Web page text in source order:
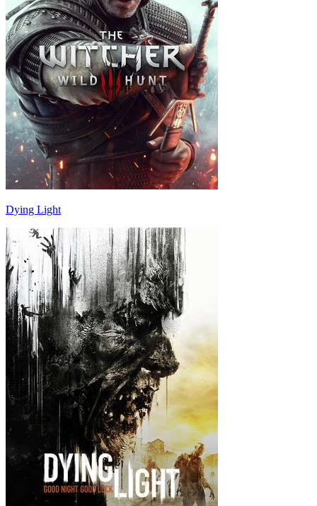
Dying Light